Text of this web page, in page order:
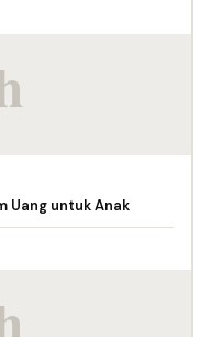
Uang untuk Anak